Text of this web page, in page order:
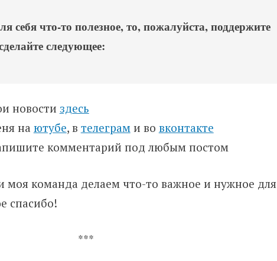
себя что-то полезное, то, пожалуйста, поддержите
следующее:
новости здесь
на ютубе, в телеграми во вконтакте
комментарий под любым постом
моя команда делаем что-то важное и нужное для
спасибо!
***